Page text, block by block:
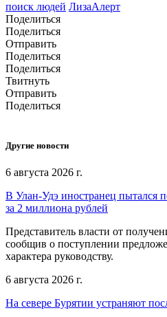
поиск людей ЛизаАлерт
Поделиться
Поделиться
Отправить
Поделиться
Поделиться
Твитнуть
Отправить
Поделиться
Другие новости
6 августа 2026 г.
В Улан-Удэ иностранец пытался
за 2 миллиона рублей
Представитель власти от
сообщив о поступлении
характера руководству.
6 августа 2026 г.
На севере Бурятии устраняют